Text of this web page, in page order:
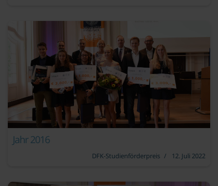
Jahr 2016
DFK-Studienförderpreis 12. Juli 2022